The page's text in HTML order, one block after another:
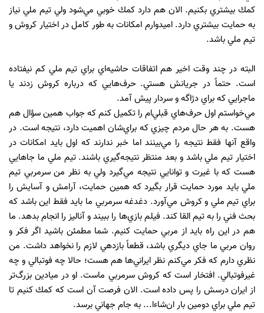
كمك بيشتري بكنيم. الان هم دارد كمك خوبي مي‌شود ولي تيم ‌ملي نياز
به حمايت بيشتري دارد. اميدوارم امكانات به طور كامل در اختيار كروش و
تيم ‌ملي باشد.
البته در چند وقت اخير هم اتفاقات حاشيه‌اي براي تيم ‌ملي كم نيفتاده
است. حتماً در جريانش هستي. حرف‌هايي كه درباره كروش زدند يا
ماجرايي كه براي دژاگه و سردار پيش آمد.
مي‌خواستم اول حرف‌هاي قبلي‌ام را تكميل كنم كه جواب همين سؤال هم
هست. به ‌هر ‌حال مردم چيزي كه براي‌شان اهميت دارد، نتيجه است. در
واقع آنها فقط نتيجه را مي‌بينند اما خبر ندارند كه اول بايد امكانات در
اختيار تيم‌ ملي باشد و بعد منتظر نتيجه‌‌گيري باشند. تيم‌ ملي ما جاهايي
هست كه با غيرت و توانايي نتيجه مي‌گيرد ولي به نظر من سرمربي تيم
‌ملي بايد مورد حمايت قرار بگيرد كه همين حمايت، آرامش و آسايش را
براي تيم‌ ملي و كروش مي‌آورد. دغدغه سرمربي ما بايد فقط اين باشد كه
بحث فني را به تيم القا كند. فيلم بازي‌ها را ببيند و آناليز را انجام بدهد. ما
هم در اين راه بايد از مربي حمايت كنيم. شما مطمئن باشيد اگر فكر و
روان مربي ما جاي ديگري باشد، قطعاً بازدهي لازم را نخواهد داشت. من
نظري دارم كه فكر مي‌كنم نظر ايراني‌ها هم هست؛ حالا چه فوتبالي و چه
غيرفوتبالي. افتخار است كه كروش سرمربي ماست. او در ميادين بزرگ‌تر
از ايران درسش را پس داده است. الان فرصت آن است كه كمك كنيم تا
تيم‌ ملي براي دومين بار ان‌شاءا... به جام ‌جهاني‌ برسد.